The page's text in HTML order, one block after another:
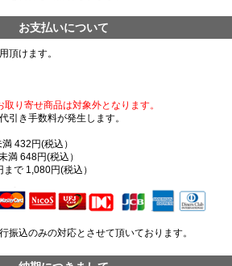
お支払いについて
頂けます。
取り寄せ商品は対象外となります。
引き手数料が発生します。
432円(税込）
満 648円(税込）
で 1,080円(税込）
振込のみの対応とさせて頂いております。